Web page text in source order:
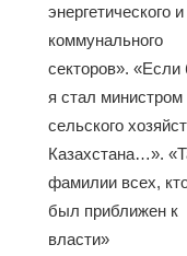
энергетического и
коммунального
секторов». «Если
я стал министром
сельского
Казахстана…».
фамилии всех,
был приближен к
власти»